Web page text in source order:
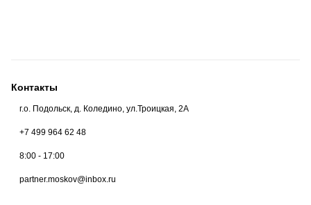
Контакты
г.о. Подольск, д. Коледино, ул.Троицкая, 2А
+7 499 964 62 48
8:00 - 17:00
partner.moskov@inbox.ru